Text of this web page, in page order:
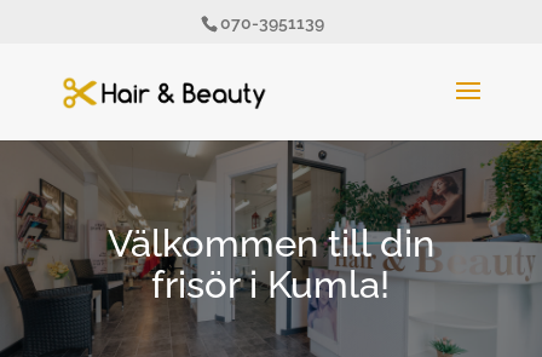
070-3951139
Välkommen till din
frisör i Kumla!